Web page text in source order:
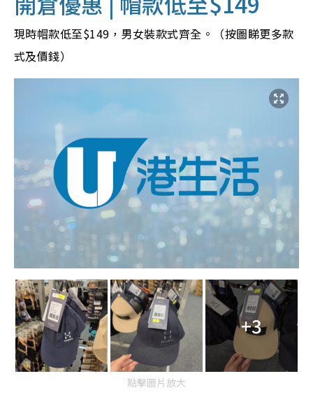
現時帽款低至$149，男女裝款式齊全。（按圖睇更多款
式及價錢）
+3
點擊圖片放大